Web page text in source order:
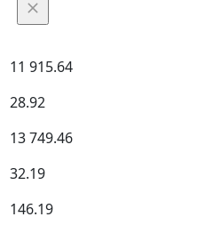
11 915.64
28.92
13 749.46
32.19
146.19